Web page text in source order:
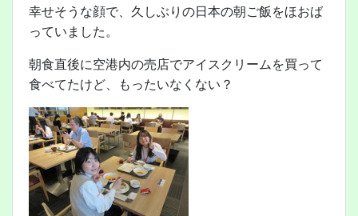
幸せそうな顔で、久しぶりの日本の朝ご飯をほおば
っていました。
朝食直後に空港内の売店でアイスクリームを買って
食べてたけど、もったいなくない？